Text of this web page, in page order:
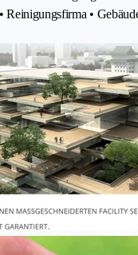
Reinigungsfirma •